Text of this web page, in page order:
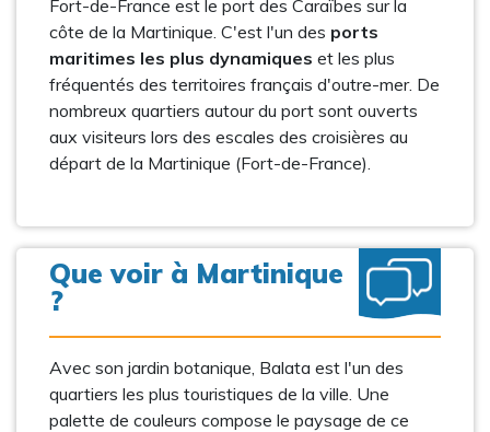
Fort-de-France est le port des Caraïbes sur la
côte de la Martinique. C'est l'un des ports
maritimes les plus dynamiques et les plus
fréquentés des territoires français d'outre-mer. De
nombreux quartiers autour du port sont ouverts
aux visiteurs lors des escales des croisières au
départ de la Martinique (Fort-de-France).
Que voir à Martinique
?
Avec son jardin botanique, Balata est l'un des
quartiers les plus touristiques de la ville. Une
palette de couleurs compose le paysage de ce